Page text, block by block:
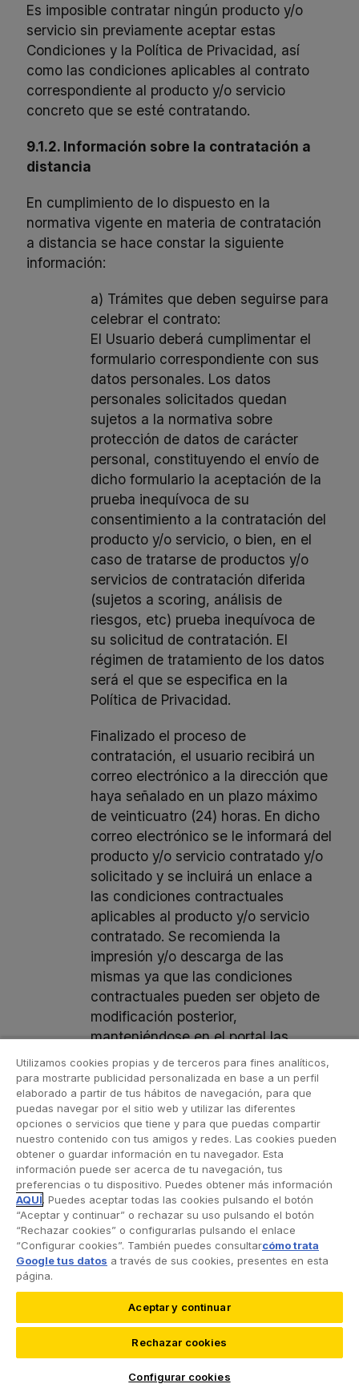
Es imposible contratar ningún producto y/o
servicio sin previamente aceptar estas
Condiciones y la Política de Privacidad, así
como las condiciones aplicables al contrato
correspondiente al producto y/o servicio
concreto que se esté contratando.
9.1.2. Información sobre la contratación a
distancia
En cumplimiento de lo dispuesto en la
normativa vigente en materia de contratación
a distancia se hace constar la siguiente
información:
a) Trámites que deben seguirse para
celebrar el contrato:
El Usuario deberá cumplimentar el
formulario correspondiente con sus
datos personales. Los datos
personales solicitados quedan
sujetos a la normativa sobre
protección de datos de carácter
personal, constituyendo el envío de
dicho formulario la aceptación de la
prueba inequívoca de su
consentimiento a la contratación del
producto y/o servicio, o bien, en el
caso de tratarse de productos y/o
servicios de contratación diferida
(sujetos a scoring, análisis de
riesgos, etc) prueba inequívoca de
su solicitud de contratación. El
régimen de tratamiento de los datos
será el que se especifica en la
Política de Privacidad.
Finalizado el proceso de
contratación, el usuario recibirá un
correo electrónico a la dirección que
haya señalado en un plazo máximo
de veinticuatro (24) horas. En dicho
correo electrónico se le informará del
producto y/o servicio contratado y/o
solicitado y se incluirá un enlace a
las condiciones contractuales
aplicables al producto y/o servicio
contratado. Se recomienda la
impresión y/o descarga de las
mismas ya que las condiciones
contractuales pueden ser objeto de
modificación posterior,
manteniéndose en el portal las
últimas vigentes.
La confirmación del contrato, a
través de cualquier medio de
comunicación, por parte de RACC al
Usuario, implicará el
perfeccionamiento del contrato
conforme a lo dispuesto en el
artículo 1.262 del Código Civil. El alta
efectiva y/o la entrega del producto
y/o servicio adquirido por el Usuario
página correspondiente a cada
producto y/o servicio y según la
Utilizamos cookies propias y de terceros para fines analíticos,
para mostrarte publicidad personalizada en base a un perfil
elaborado a partir de tus hábitos de navegación, para que
puedas navegar por el sitio web y utilizar las diferentes
opciones o servicios que tiene y para que puedas compartir
nuestro contenido con tus amigos y redes. Las cookies pueden
obtener o guardar información en tu navegador. Esta
información puede ser acerca de tu navegación, tus
preferencias o tu dispositivo. Puedes obtener más información
AQUÍ. Puedes aceptar todas las cookies pulsando el botón
“Aceptar y continuar” o rechazar su uso pulsando el botón
“Rechazar cookies” o configurarlas pulsando el enlace
“Configurar cookies”. También puedes consultarcómo trata
Google tus datos a través de sus cookies, presentes en esta
página.
Aceptar y continuar
Rechazar cookies
Configurar cookies